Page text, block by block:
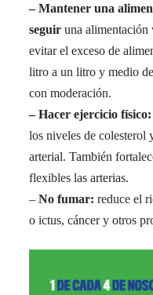
– Mantener una
seguir una alimentación
evitar el exceso de
litro a un litro y medio
con moderación.
– Hacer ejercicio físico:
los niveles de colesterol
arterial. También
flexibles las arterias.
–No fumar: reduce el
o ictus, cáncer y otros